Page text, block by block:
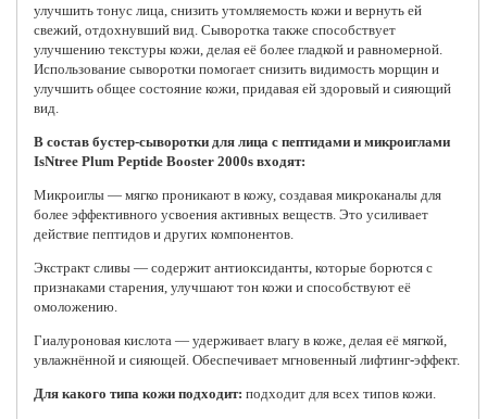
улучшить тонус лица, снизить утомляемость кожи и вернуть ей
свежий, отдохнувший вид. Сыворотка также способствует
улучшению текстуры кожи, делая её более гладкой и равномерной.
Использование сыворотки помогает снизить видимость морщин и
улучшить общее состояние кожи, придавая ей здоровый и сияющий
вид.
В состав бустер-сыворотки для лица с пептидами и микроиглами
IsNtree Plum Peptide Booster 2000s входят:
Микроиглы — мягко проникают в кожу, создавая микроканалы для
более эффективного усвоения активных веществ. Это усиливает
действие пептидов и других компонентов.
Экстракт сливы — содержит антиоксиданты, которые борются с
признаками старения, улучшают тон кожи и способствуют её
омоложению.
Гиалуроновая кислота — удерживает влагу в коже, делая её мягкой,
увлажнённой и сияющей. Обеспечивает мгновенный лифтинг-эффект.
Для какого типа кожи подходит: подходит для всех типов кожи.